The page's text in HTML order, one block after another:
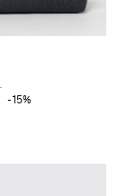
-15%